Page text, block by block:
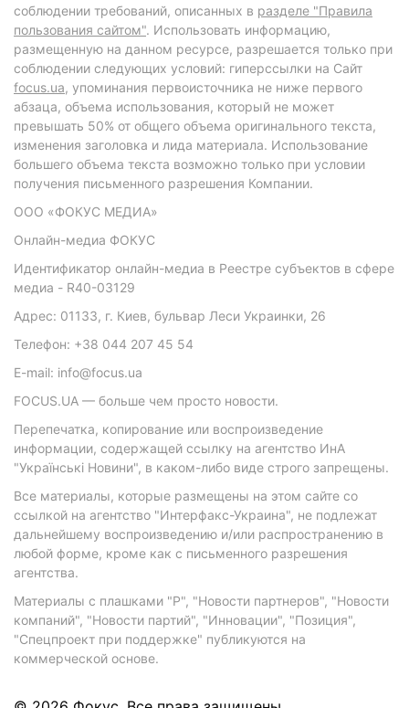
соблюдении требований, описанных в разделе "Правила
пользования сайтом". Использовать информацию,
размещенную на данном ресурсе, разрешается только при
соблюдении следующих условий: гиперссылки на Сайт
focus.ua, упоминания первоисточника не ниже первого
абзаца, объема использования, который не может
превышать 50% от общего объема оригинального текста,
изменения заголовка и лида материала. Использование
большего объема текста возможно только при условии
получения письменного разрешения Компании.
ООО «ФОКУС МЕДИА»
Онлайн-медиа ФОКУС
Идентификатор онлайн-медиа в Реестре субъектов в сфере
медиа - R40-03129
Адрес: 01133, г. Киев, бульвар Леси Украинки, 26
Телефон: +38 044 207 45 54
E-mail: info@focus.ua
FOCUS.UA — больше чем просто новости.
Перепечатка, копирование или воспроизведение
информации, содержащей ссылку на агентство ИнА
"Українські Новини", в каком-либо виде строго запрещены.
Все материалы, которые размещены на этом сайте со
ссылкой на агентство "Интерфакс-Украина", не подлежат
дальнейшему воспроизведению и/или распространению в
любой форме, кроме как с письменного разрешения
агентства.
Материалы с плашками "Р", "Новости партнеров", "Новости
компаний", "Новости партий", "Инновации", "Позиция",
"Спецпроект при поддержке" публикуются на
коммерческой основе.